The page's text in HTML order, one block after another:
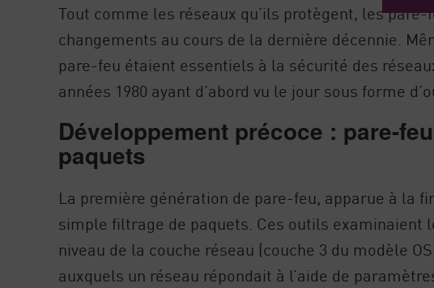
Tout comme les réseaux qu’ils protègent, les
changements au cours de la dernière décennie.
pare-feu étaient essentiels à la sécurité des
années 1980 ayant d’abord vu le jour sous forme
Développement précoce : pare-
paquets
La première génération de pare-feu, apparue à la
simple filtrage de paquets. Ces outils examinaient
niveau de la couche réseau (couche 3 du modèle
auxquels un réseau répondait à l’aide de